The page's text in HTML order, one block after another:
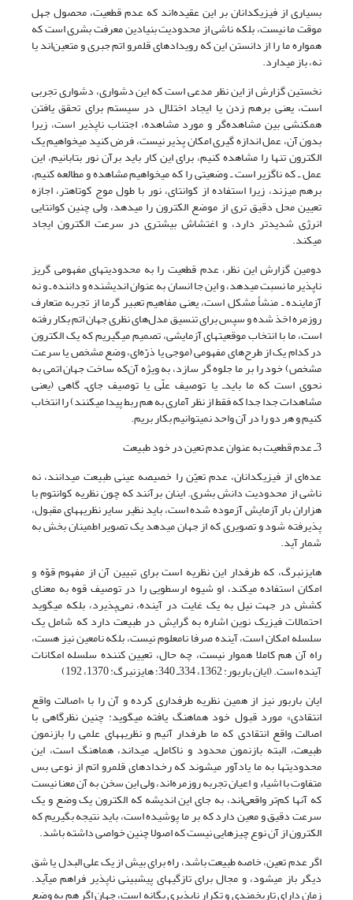
بسیاری از فیزیکدانان بر این عقیده‌اند که عدم قطعیت، محصول جهل
موقت ما نیست، بلکه ناشی از محدودیت بنیادین معرفت بشری است که
همواره ما را از دانستن این که رویدادهای قلمرو اتم جبری و متعین‌اند یا
نه، باز می‎دارد.
نخستین گزارش از این نظر مدعی است که این دشواری، دشواری تجربی
است، یعنی برهم زدن یا ایجاد اختلال در سیستم برای تحقق یافتن
همکنشی بین مشاهده‌گر و مورد مشاهده، اجتناب ناپذیر است، زیرا
بدون آن، عمل اندازه گیری امکان پذیر نیست، فرض کنید ‌‎می‎خواهیم یک
الکترون تنها را مشاهده کنیم، برای این کار باید برآن نور بتابانیم، این
عمل ـ که ناگزیر است ـ وضعیتی را که ‌‎می‎خواهیم مشاهده و مطالعه کنیم،
برهم ‌‎می‎زند، زیرا استفاده از کوانتای، نور با طول موج کوتاهتر، اجازه
تعیین محل دقیق تری از موضع الکترون را می‎دهد، ولی چنین کوانتایی
انرژی شدیدتر دارد، و اغتشاش بیشتری در سرعت الکترون ایجاد
می‎کند.
دومین گزارش این نظر، عدم قطعیت را به محدودیت‎های مفهومی گریز
ناپذیر ما نسبت می‎دهد، و این جا انسان به عنوان اندیشنده و داننده ـ و نه
آزماینده ـ منشأ مشکل است، یعنی مفاهیم تعبیر گرما از تجربه متعارف
روزمره اخذ شده و سپس برای تنسیق مدل‌های نظری جهان اتم بکار رفته
است، ما با انتخاب موقعیت‎های آزمایشی، تصمیم ‌‎می‎گیریم که یک الکترون
در کدام یک از طرح‌های مفهومی (موجی یا ذرّه‌ای، وضع مشخص یا سرعت
مشخص) خود را بر ما جلوه گر سازد، به ویژه آن‌که ساخت جهان اتمی به
نحوی است که ما بایدـ یا توصیف علّی یا توصیف جای‌ـ گاهی (یعنی
مشاهدات جدا جدا که فقط از نظر آماری به هم ربط پیدا می‎کنند) را انتخاب
کنیم و هر دو را در آن واحد نمی‎توانیم بکار بریم.
3ـ عدم قطعیت به عنوان عدم تعین در خود طبیعت
عده‌ای از فیزیکدانان، عدم تعیّن را خصیصه عینی طبیعت می‎دانند، نه
ناشی از محدودیت دانش بشری. اینان برآنند که چون نظریه کوانتوم با
هزاران بار آزمایش آزموده شده است، باید نظیر سایر نظریه‎های مقبول،
پذیرفته شود و تصویری که از جهان می‎دهد یک تصویر اطمینان بخش به
شمار آید.
هایزنبرگ، که طرفدار این نظریه است برای تبیین آن از مفهوم قوّه و
امکان استفاده می‎کند، او شیوه ارسطویی را در توصیف قوه به معنای
کشش در جهت نیل به یک غایت در آینده، نمی‌پذیرد، بلکه ‌‎می‎گوید
احتمالات فیزیک نوین اشاره به گرایش در طبیعت دارد که شامل یک
سلسله امکان است، آینده صرفا نامعلوم نیست، بلکه نامعین نیز هست،
راه آن هم کاملا هموار نیست، چه حال، تعیین کننده سلسله امکانات
آینده است. (ایان باربور: 1362، 334ـ 340؛ هایزنبرگ: 1370، 192)
ایان باربور نیز از همین نظریه طرفداری کرده و آن را با «اصالت واقع
انتقادی» مورد قبول خود هماهنگ یافته ‌‎می‎گوید: چنین نظرگاهی با
اصالت واقع انتقادی که ما طرفدار آنیم و نظریه‎های علمی را بازنمون
طبیعت، البته بازنمون محدود و ناکامل‌ـ می‎داند، هماهنگ است، این
محدودیتها به ما یادآور ‌‎می‎شوند که رخدادهای قلمرو اتم از نوعی بس
متفاوت با اشیاء و اعیان تجربه روزمره‌اند، ولی این سخن به آن معنا نیست
که آنها کم‌تر واقعی‌اند، به جای این اندیشه که الکترون یک وضع و یک
سرعت دقیق و معین دارد که بر ما پوشیده است، باید نتیجه بگیریم که
الکترون از آن نوع چیزهایی نیست که اصولا چنین خواصی داشته باشد.
اگر عدم تعین، خاصه طبیعت باشد، راه برای بیش از یک علی البدل یا شق
دیگر باز ‌‎می‎شود، و مجال برای تازگی‎های‌ پیش‎بینی ناپذیر فراهم ‌‎می‎آید.
زمان دارای تاریخمندی و تکرار ناپذیری یگانه است، جهان اگر هم به وضع